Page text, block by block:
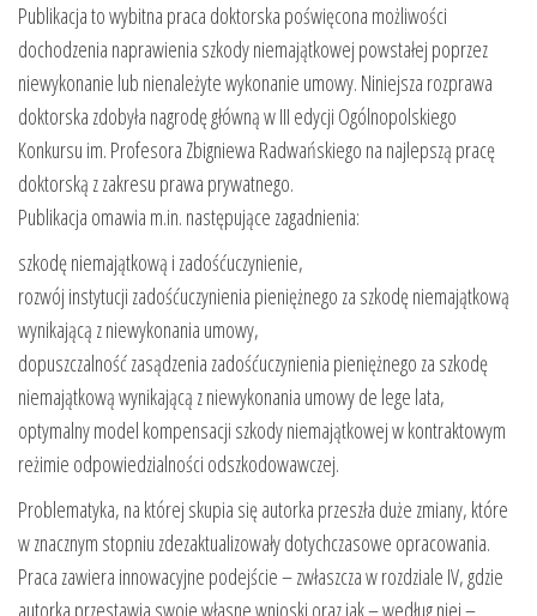
Publikacja to wybitna praca doktorska poświęcona możliwości
dochodzenia naprawienia szkody niemajątkowej powstałej poprzez
niewykonanie lub nienależyte wykonanie umowy. Niniejsza rozprawa
doktorska zdobyła nagrodę główną w III edycji Ogólnopolskiego
Konkursu im. Profesora Zbigniewa Radwańskiego na najlepszą pracę
doktorską z zakresu prawa prywatnego.
Publikacja omawia m.in. następujące zagadnienia:
szkodę niemajątkową i zadośćuczynienie,
rozwój instytucji zadośćuczynienia pieniężnego za szkodę niemajątkową
wynikającą z niewykonania umowy,
dopuszczalność zasądzenia zadośćuczynienia pieniężnego za szkodę
niemajątkową wynikającą z niewykonania umowy de lege lata,
optymalny model kompensacji szkody niemajątkowej w kontraktowym
reżimie odpowiedzialności odszkodowawczej.
Problematyka, na której skupia się autorka przeszła duże zmiany, które
w znacznym stopniu zdezaktualizowały dotychczasowe opracowania.
Praca zawiera innowacyjne podejście – zwłaszcza w rozdziale IV, gdzie
autorka przestawia swoje własne wnioski oraz jak – według niej –